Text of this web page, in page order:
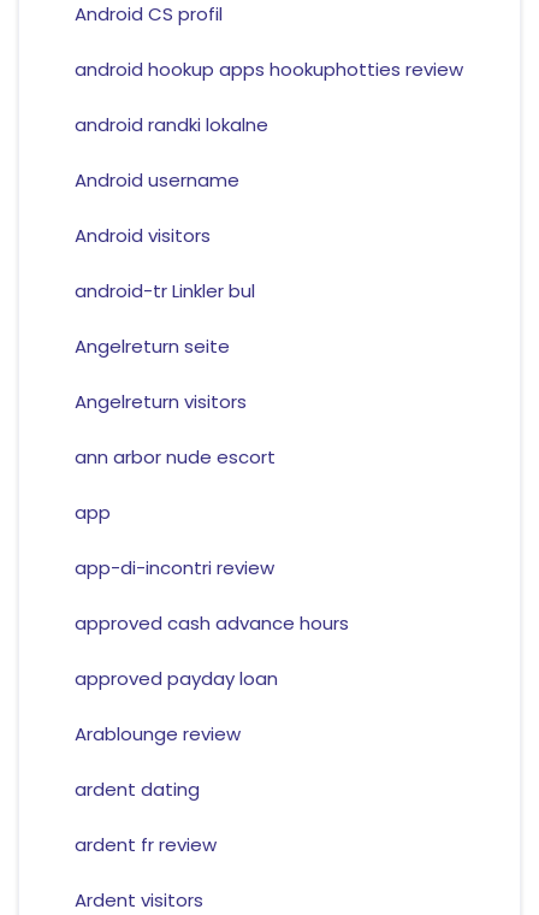
Android CS profil
android hookup apps hookuphotties review
android randki lokalne
Android username
Android visitors
android-tr Linkler bul
Angelreturn seite
Angelreturn visitors
ann arbor nude escort
app
app-di-incontri review
approved cash advance hours
approved payday loan
Arablounge review
ardent dating
ardent fr review
Ardent visitors